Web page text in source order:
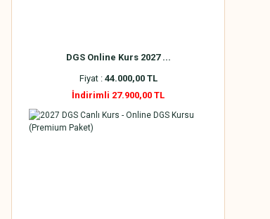
DGS Online Kurs 2027 ...
Fiyat : 44.000,00 TL
İndirimli 27.900,00 TL